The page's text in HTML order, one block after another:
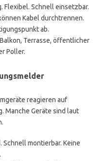
Flexibel. Schnell einsetzbar.
Kabel durchtrennen.
ab.
Balkon, Terrasse, öffentlicher
Poller.
reagieren auf
Manche Geräte sind laut
Schnell montierbar. Keine